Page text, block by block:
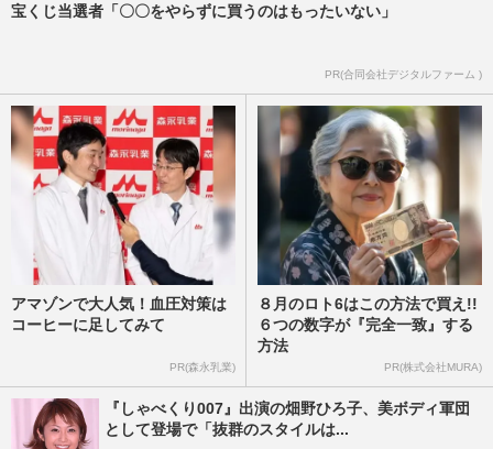
宝くじ当選者「〇〇をやらずに買うのはもったいない」
PR(合同会社デジタルファーム )
アマゾンで大人気！血圧対策は
コーヒーに足してみて
PR(森永乳業)
８月のロト6はこの方法で買え!!
６つの数字が『完全一致』する
方法
PR(株式会社MURA)
『しゃべくり007』出演の畑野ひろ子、美ボディ軍団
として登場で「抜群のスタイルは...